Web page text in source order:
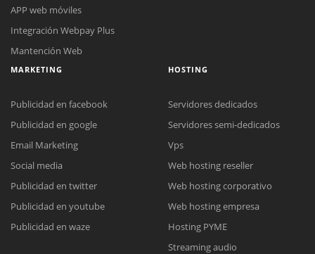
Reunión online
Nuestros ejecutivos le enviarán un correo electrónico con el enlace a
Meet para la reunión online.
Cotización
Todos nuestros ejecutivos están fuera de línea. Complete el formulario
APP web móviles
Integración Webpay Plus
Mantención Web
MARKETING
Publicidad en facebook
Publicidad en google
Email Marketing
Social media
Publicidad en twitter
Publicidad en youtube
Publicidad en waze
HOSTING
Servidores dedicados
Servidores semi-dedicados
Vps
Web hosting reseller
Web hosting corporativo
Web hosting empresa
Hosting PYME
Streaming audio